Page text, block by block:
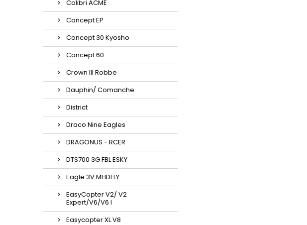
Colibri ACME
Concept EP
Concept 30 Kyosho
Concept 60
Crown III Robbe
Dauphin/ Comanche
District
Draco Nine Eagles
DRAGONUS - RCER
DTS700 3G FBL ESKY
Eagle 3V MHDFLY
EasyCopter V2/ V2
Expert/V6/V6 l
Easycopter XL V8